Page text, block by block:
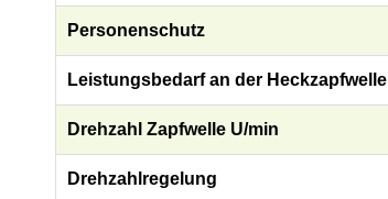
Personenschutz
Leistungsbedarf an der Heckzapfwelle
Drehzahl Zapfwelle U/min
Drehzahlregelung